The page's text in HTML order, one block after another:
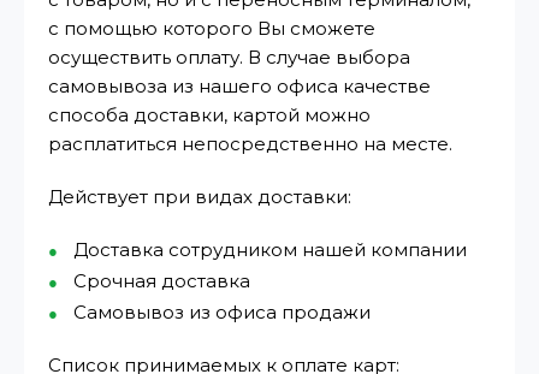
с помощью которого Вы сможете
осуществить оплату. В случае выбора
самовывоза из нашего офиса качестве
способа доставки, картой можно
расплатиться непосредственно на месте.
Действует при видах доставки:
Доставка сотрудником нашей компании
Срочная доставка
Самовывоз из офиса продажи
Список принимаемых к оплате карт: